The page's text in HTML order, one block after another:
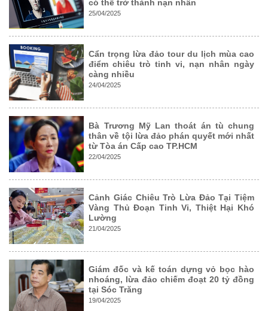
có thể trở thành nạn nhân
25/04/2025
Cẩn trọng lừa đảo tour du lịch mùa cao
điểm chiêu trò tinh vi, nạn nhân ngày
càng nhiều
24/04/2025
Bà Trương Mỹ Lan thoát án tù chung
thân về tội lừa đảo phán quyết mới nhất
từ Tòa án Cấp cao TP.HCM
22/04/2025
Cảnh Giác Chiêu Trò Lừa Đảo Tại Tiệm
Vàng Thủ Đoạn Tinh Vi, Thiệt Hại Khó
Lường
21/04/2025
Giám đốc và kế toán dựng vỏ bọc hào
nhoáng, lừa đảo chiếm đoạt 20 tỷ đồng
tại Sóc Trăng
19/04/2025